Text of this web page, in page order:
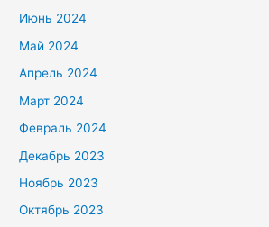
Июнь 2024
Май 2024
Апрель 2024
Март 2024
Февраль 2024
Декабрь 2023
Ноябрь 2023
Октябрь 2023